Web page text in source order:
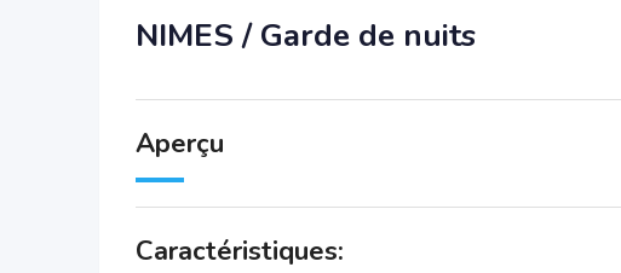
NIMES / Garde de nuits
Aperçu
Caractéristiques: